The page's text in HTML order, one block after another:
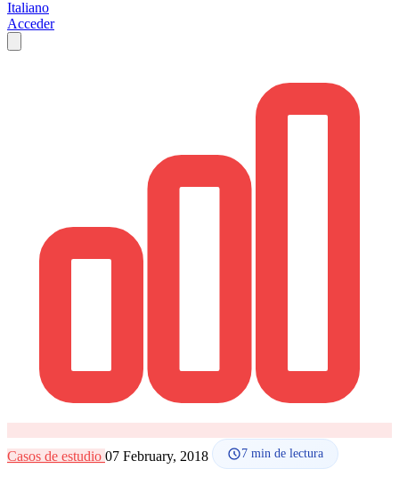
Italiano
Acceder
Mentoría SEO
🇪🇸 ES
🇫🇷 FR
Casos de estudio 07 February, 2018 7 min de lectura